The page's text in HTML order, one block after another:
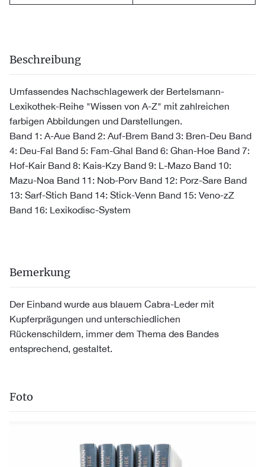
Beschreibung
Umfassendes Nachschlagewerk der Bertelsmann-
Lexikothek-Reihe "Wissen von A-Z" mit zahlreichen
farbigen Abbildungen und Darstellungen.
Band 1: A-Aue Band 2: Auf-Brem Band 3: Bren-Deu Band
4: Deu-Fal Band 5: Fam-Ghal Band 6: Ghan-Hoe Band 7:
Hof-Kair Band 8: Kais-Kzy Band 9: L-Mazo Band 10:
Mazu-Noa Band 11: Nob-Porv Band 12: Porz-Sare Band
13: Sarf-Stich Band 14: Stick-Venn Band 15: Veno-zZ
Band 16: Lexikodisc-System
Bemerkung
Der Einband wurde aus blauem Cabra-Leder mit
Kupferprägungen und unterschiedlichen
Rückenschildern, immer dem Thema des Bandes
entsprechend, gestaltet.
Foto